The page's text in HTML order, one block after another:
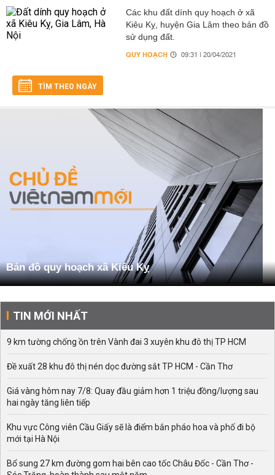
Các khu đất dính quy hoạch ở xã
Kiêu Kỵ, huyện Gia Lâm theo bản đồ
sử dụng đất.
QUY HOẠCH 09:31 | 20/04/2021
TÌM THEO NGÀY
Bản đồ quy hoạch xã Kiêu Kỵ
TIN MỚI NHẤT
9 km tường chống ồn trên Vành đai 3 xuyên khu đô thị TP HCM
Đề xuất 28 khu đô thị nén dọc đường sắt TP HCM - Cần Thơ
Giá vàng hôm nay 7/8: Quay đầu giảm hơn 1 triệu đồng/lượng sau
hai ngày tăng liên tiếp
Khu vực Công viên Cầu Giấy sẽ là điểm bắn pháo hoa và phố đi bộ
mới tại Hà Nội
Bổ sung 27 km đường gom hai bên cao tốc Châu Đốc - Cần Thơ -